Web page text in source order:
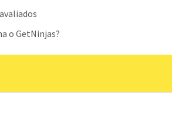
o GetNinjas?